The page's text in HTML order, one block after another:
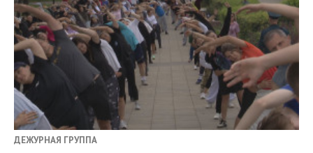
ДЕЖУРНАЯ ГРУППА